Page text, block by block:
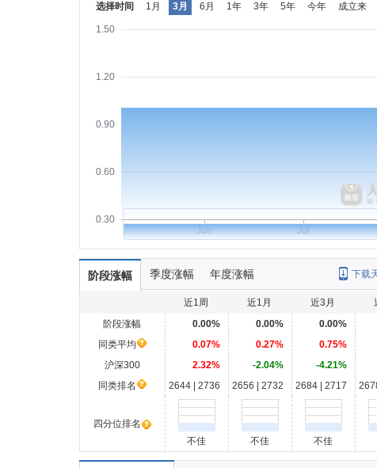
选择时间 1月 3月 6月 1年 3年 5年 今年 成立来
0.30
0.60
0.90
1.20
1.50
Jun Jul
阶段涨幅 季度涨幅 年度涨幅 下载
近1周 近1月 近3月
阶段涨幅
0.00% 0.00% 0.00%
同类平均
0.07% 0.27% 0.75%
沪深300
2.32% -2.04% -4.21%
同类排名
2644 | 2736 2656 | 2732 2684 | 2717
四分位排名
不佳
不佳 不佳